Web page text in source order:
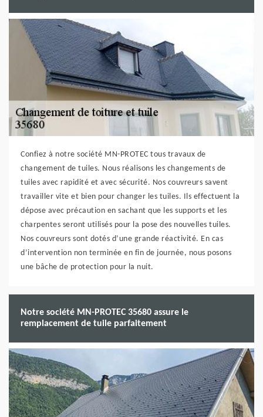
Confiez à notre société MN-PROTEC tous travaux de
changement de tuiles. Nous réalisons les changements de
tuiles avec rapidité et avec sécurité. Nos couvreurs savent
travailler vite et bien pour changer les tuiles. Ils effectuent la
dépose avec précaution en sachant que les supports et les
charpentes seront utilisés pour la pose des nouvelles tuiles.
Nos couvreurs sont dotés d’une grande réactivité. En cas
d’intervention non terminée en fin de journée, nous posons
une bâche de protection pour la nuit.
Notre société MN-PROTEC 35680 assure le
remplacement de tuile parfaitement